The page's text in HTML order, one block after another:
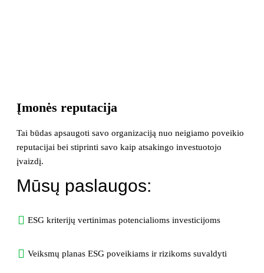
Įmonės reputacija
Tai būdas apsaugoti savo organizaciją nuo neigiamo poveikio
reputacijai bei stiprinti savo kaip atsakingo investuotojo
įvaizdį.
Mūsų paslaugos:
ESG kriterijų vertinimas potencialioms investicijoms
Veiksmų planas ESG poveikiams ir rizikoms suvaldyti